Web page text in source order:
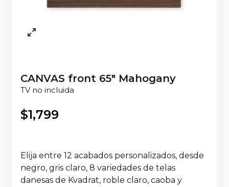
CANVAS front 65" Mahogany
TV no incluida
$1,799
Elija entre 12 acabados personalizados, desde
negro, gris claro, 8 variedades de telas
danesas de Kvadrat, roble claro, caoba y